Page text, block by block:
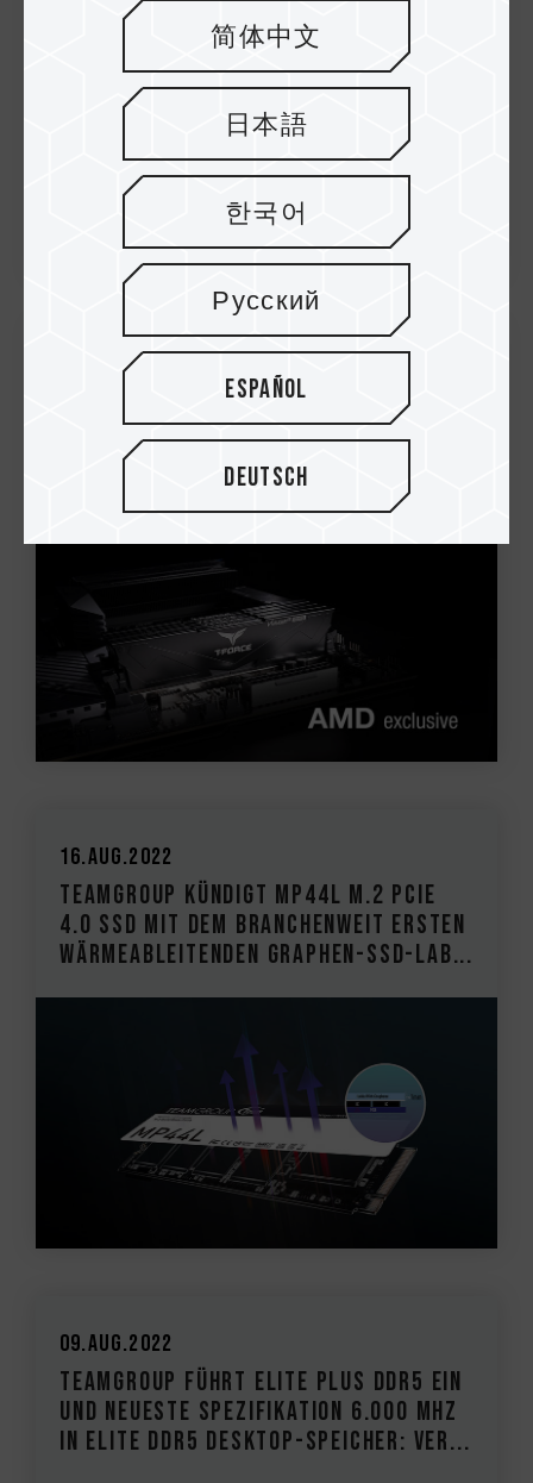
15.Sep.2022
T-FORCE bringt VULCANα DDR5-Gaming-
Speicher für die AMD AM5-Plattform
der nächsten Generation auf den M...
16.Aug.2022
TEAMGROUP kündigt MP44L M.2 PCIe
4.0 SSD mit dem branchenweit ersten
wärmeableitenden Graphen-SSD-Lab...
09.Aug.2022
TEAMGROUP führt ELITE PLUS DDR5 ein
und neueste Spezifikation 6.000 MHz
in ELITE DDR5 Desktop-Speicher: Ver...
简体中文
日本語
한국어
Русский
Español
Deutsch